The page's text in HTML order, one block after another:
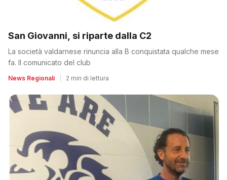
San Giovanni, si riparte dalla C2
La società valdarnese rinuncia alla B conquistata qualche mese
fa. Il comunicato del club
News Regionali 2 min di lettura